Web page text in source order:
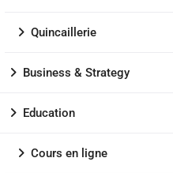
Quincaillerie
Business & Strategy
Education
Cours en ligne